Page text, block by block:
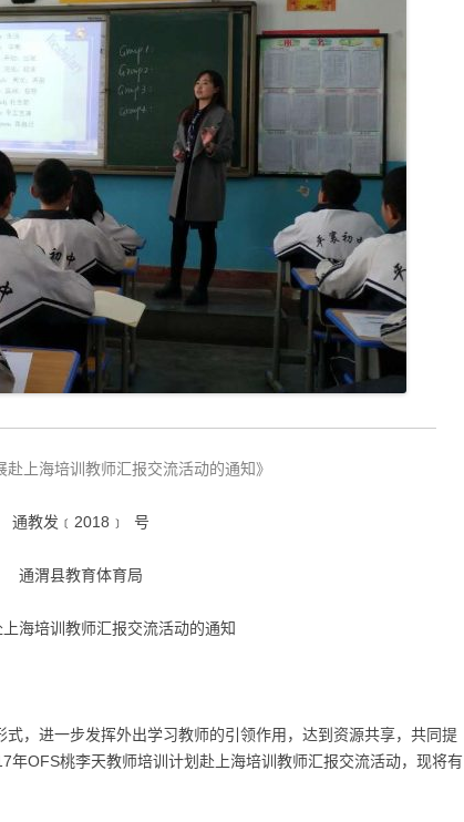
上海培训教师汇报交流活动的通知》
通教发﹝ 2018 ﹞ 号
通渭县教育体育局
海培训教师汇报交流活动的通知
，进一步发挥外出学习教师的引领作用，达到资源共享，共同提
年OFS桃李天教师培训计划赴上海培训教师汇报交流活动，现将有